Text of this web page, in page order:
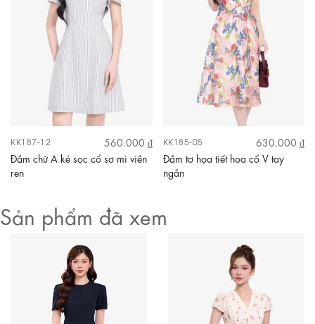
KK187-12
560.000 ₫
Đầm chữ A kẻ sọc cổ sơ mi viền
ren
KK185-05
630.000 ₫
Đầm tơ họa tiết hoa cổ V tay
ngắn
Sản phẩm đã xem